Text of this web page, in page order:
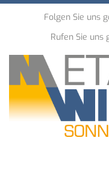
Folgen Sie uns
Rufen Sie uns